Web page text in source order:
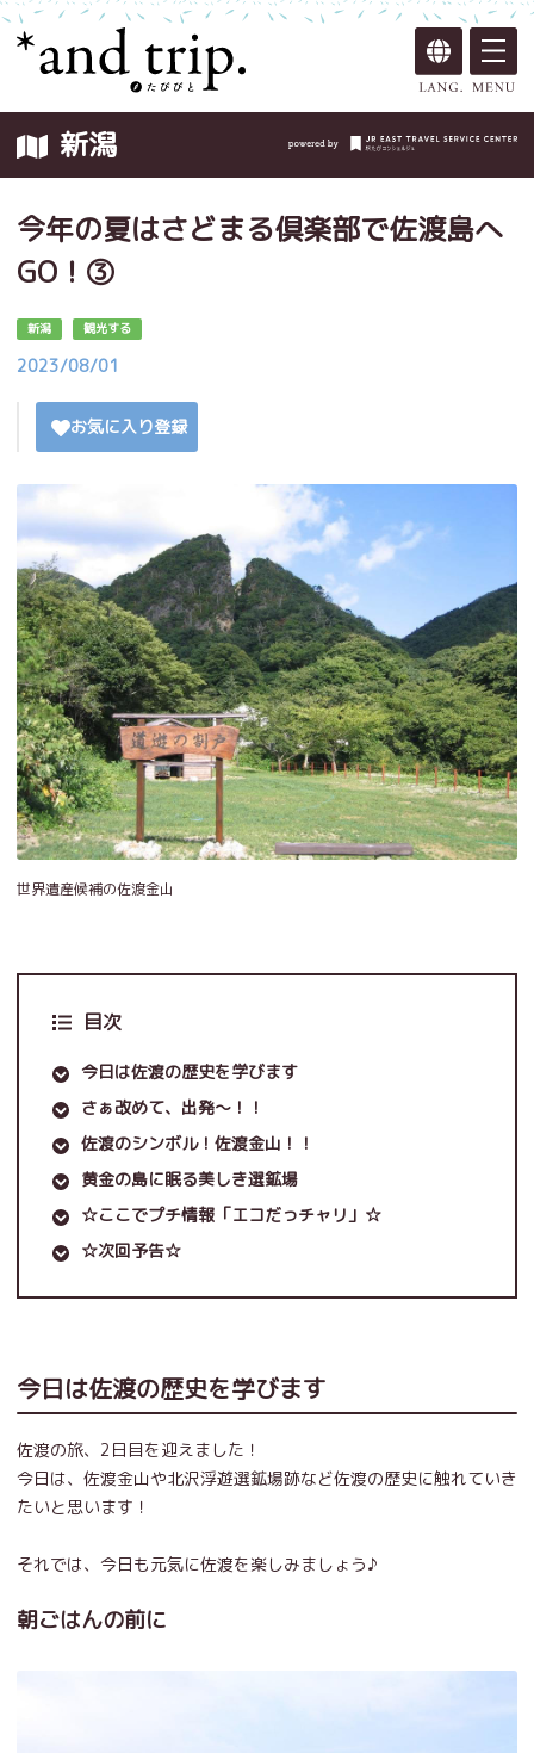
新潟
今年の夏はさどまる倶楽部で佐渡島へ
GO！③
新潟 観光する
2023/08/01
お気に入り登録
世界遺産候補の佐渡金山
目次
今日は佐渡の歴史を学びます
さぁ改めて、出発～！！
佐渡のシンボル！佐渡金山！！
黄金の島に眠る美しき選鉱場
☆ここでプチ情報「エコだっチャリ」☆
☆次回予告☆
今日は佐渡の歴史を学びます
佐渡の旅、2日目を迎えました！
今日は、佐渡金山や北沢浮遊選鉱場跡など佐渡の歴史に触れていき
たいと思います！
それでは、今日も元気に佐渡を楽しみましょう♪
朝ごはんの前に